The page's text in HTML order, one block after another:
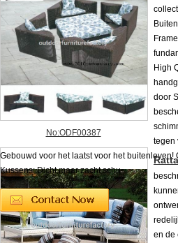
No:ODF00387
High
door
tegen
Gebouwd voor het laatst voor het
Kussens: Dicht maar zacht schu...
en de